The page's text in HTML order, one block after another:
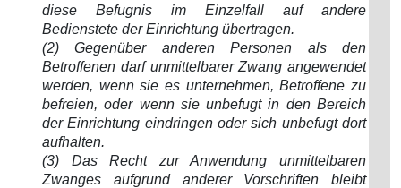
diese Befugnis im Einzelfall auf andere
Bedienstete der Einrichtung übertragen.
(2) Gegenüber anderen Personen als den
Betroffenen darf unmittelbarer Zwang angewendet
werden, wenn sie es unternehmen, Betroffene zu
befreien, oder wenn sie unbefugt in den Bereich
der Einrichtung eindringen oder sich unbefugt dort
aufhalten.
(3) Das Recht zur Anwendung unmittelbaren
Zwanges aufgrund anderer Vorschriften bleibt